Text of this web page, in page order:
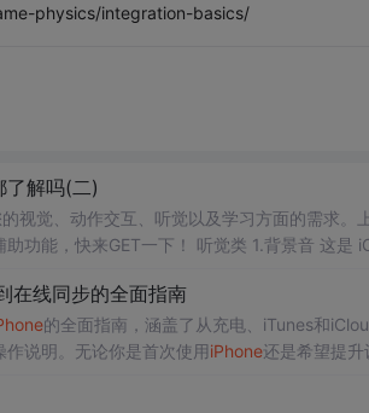
physics/integration-basics/
解吗(二)
视觉、动作交互、听觉以及学习方面的需求。
功能，快来GET一下！ 听觉类 1.背景音 这是
在线同步的全面指南
的全面指南，涵盖了从充电、iTunes和
说明。无论你是首次使用iPhone还是希望提升